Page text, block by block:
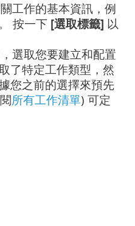
工作的基本資訊，例
。 按一下 [選取標籤] 以
選取您要建立和配置
了特定工作類型，然
您之前的選擇來預先
所有工作清單) 可定